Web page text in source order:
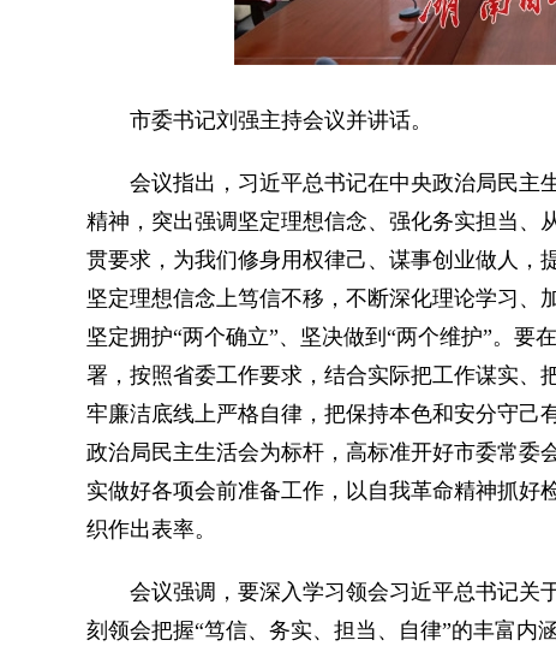
市委书记刘强主持会议并讲话。
会议指出，习近平总书记在中央政治局民主
精神，突出强调坚定理想信念、强化务实担当、
贯要求，为我们修身用权律己、谋事创业做人，
坚定理想信念上笃信不移，不断深化理论学习、
坚定拥护“两个确立”、坚决做到“两个维护”。要
署，按照省委工作要求，结合实际把工作谋实、
牢廉洁底线上严格自律，把保持本色和安分守己
政治局民主生活会为标杆，高标准开好市委常委
实做好各项会前准备工作，以自我革命精神抓好
织作出表率。
会议强调，要深入学习领会习近平总书记关
刻领会把握“笃信、务实、担当、自律”的丰富内